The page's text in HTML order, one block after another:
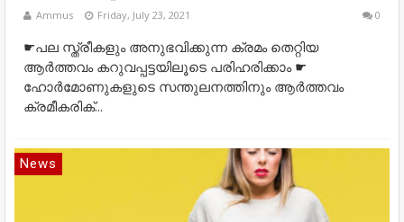
Ammus Friday, July 23, 2021 0
☛പല സ്ത്രീകളും അനുഭവിക്കുന്ന ക്രമം തെറ്റിയ
ആർത്തവം കറുവപ്പട്ടയിലൂടെ പരിഹരിക്കാം ☛
ഹോർമോണുകളുടെ സന്തുലനത്തിനും ആർത്തവം
ക്രമീകരിക്...
News